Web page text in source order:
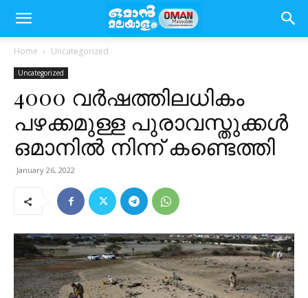
Home Uncategorized
Uncategorized
4000 വർഷത്തിലധികം
പഴക്കമുള്ള പുരാവസ്തുക്കൾ
ഒമാനിൽ നിന്ന് കണ്ടെത്തി
January 26, 2022